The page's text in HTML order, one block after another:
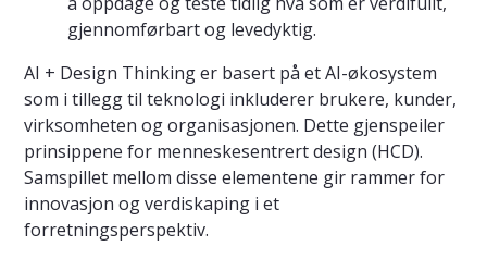
gjennomførbart og levedyktig.
AI + Design Thinking er basert på et AI-økosystem
som i tillegg til teknologi inkluderer brukere, kunder,
virksomheten og organisasjonen. Dette gjenspeiler
prinsippene for menneskesentrert design (HCD).
Samspillet mellom disse elementene gir rammer for
innovasjon og verdiskaping i et
forretningsperspektiv.